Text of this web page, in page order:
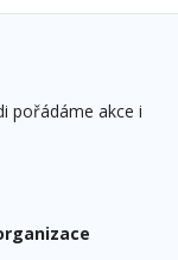
pořádáme akce i